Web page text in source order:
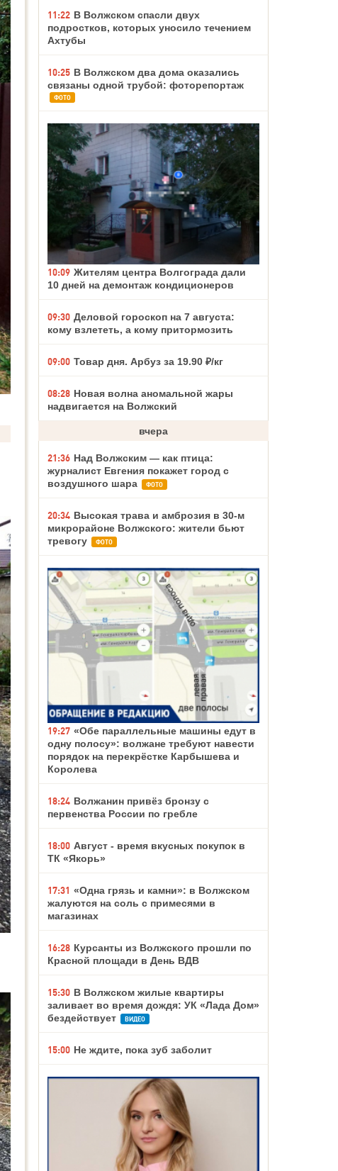
11:22 В Волжском спасли двух
подростков, которых уносило течением
Ахтубы
10:25 В Волжском два дома оказались
связаны одной трубой: фоторепортаж
ФОТО
10:09 Жителям центра Волгограда дали
10 дней на демонтаж кондиционеров
09:30 Деловой гороскоп на 7 августа:
кому взлететь, а кому притормозить
09:00 Товар дня. Арбуз за 19.90 ₽/кг
08:28 Новая волна аномальной жары
надвигается на Волжский
вчера
21:36 Над Волжским — как птица:
журналист Евгения покажет город с
воздушного шара
ФОТО
20:34 Высокая трава и амброзия в 30‑м
микрорайоне Волжского: жители бьют
тревогу
ФОТО
19:27 «Обе параллельные машины едут в
одну полосу»: волжане требуют навести
порядок на перекрёстке Карбышева и
Королева
18:24 Волжанин привёз бронзу с
первенства России по гребле
18:00 Август - время вкусных покупок в
ТК «Якорь»
17:31 «Одна грязь и камни»: в Волжском
жалуются на соль с примесями в
магазинах
16:28 Курсанты из Волжского прошли по
Красной площади в День ВДВ
15:30 В Волжском жилые квартиры
заливает во время дождя: УК «Лада Дом»
бездействует
ВИДЕО
15:00 Не ждите, пока зуб заболит